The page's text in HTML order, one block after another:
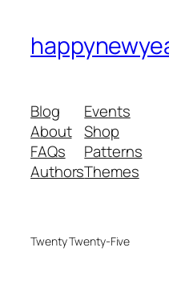
Blog
About
FAQs
Authors
Events
Shop
Patterns
Themes
Twenty Twenty-Five